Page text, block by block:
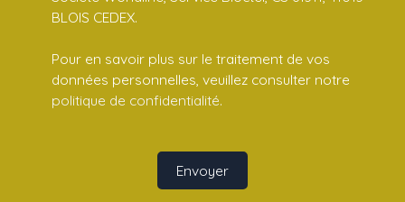
BLOIS CEDEX.
Pour en savoir plus sur le traitement de vos
données personnelles, veuillez consulter notre
politique de confidentialité.
Envoyer